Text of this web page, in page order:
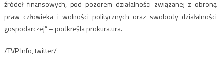
źródeł finansowych, pod pozorem działalności związanej z obroną
praw człowieka i wolności politycznych oraz swobody działalności
gospodarczej” – podkreśla prokuratura.
/TVP Info, twitter/